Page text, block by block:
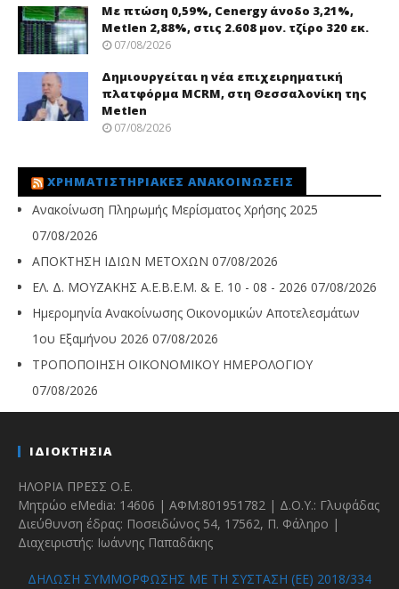
Με πτώση 0,59%, Cenergy άνοδο 3,21%,
Metlen 2,88%, στις 2.608 μον. τζίρο 320 εκ.
07/08/2026
Δημιουργείται η νέα επιχειρηματική
πλατφόρμα MCRM, στη Θεσσαλονίκη της
Metlen
07/08/2026
ΧΡΗΜΑΤΙΣΤΗΡΙΑΚΈΣ ΑΝΑΚΟΙΝΏΣΕΙΣ
Ανακοίνωση Πληρωμής Μερίσματος Χρήσης 2025
07/08/2026
ΑΠΟΚΤΗΣΗ ΙΔΙΩΝ ΜΕΤΟΧΩΝ 07/08/2026
ΕΛ. Δ. ΜΟΥΖΑΚΗΣ Α.Ε.Β.Ε.Μ. & Ε. 10 - 08 - 2026 07/08/2026
Ημερομηνία Ανακοίνωσης Οικονομικών Αποτελεσμάτων
1ου Εξαμήνου 2026 07/08/2026
ΤΡΟΠΟΠΟΙΗΣΗ ΟΙΚΟΝΟΜΙΚΟΥ ΗΜΕΡΟΛΟΓΙΟΥ
07/08/2026
ΙΔΙΟΚΤΗΣΙΑ
ΗΛΟΡΙΑ ΠΡΕΣΣ Ο.Ε.
Μητρώο eMedia: 14606 | ΑΦΜ:801951782 | Δ.Ο.Υ.: Γλυφάδας
Διεύθυνση έδρας: Ποσειδώνος 54, 17562, Π. Φάληρο |
Διαχειριστής: Ιωάννης Παπαδάκης
ΔΗΛΩΣΗ ΣΥΜΜΟΡΦΩΣΗΣ ΜΕ ΤΗ ΣΥΣΤΑΣΗ (ΕΕ) 2018/334